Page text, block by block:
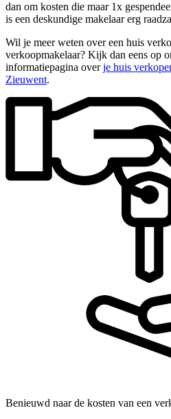
dan om kosten die maar 1x
is een deskundige makelaar erg
Wil je meer weten over een huis
verkoopmakelaar? Kijk dan eens op
informatiepagina overje huis
Zieuwent.
Benieuwd naar de kosten van een